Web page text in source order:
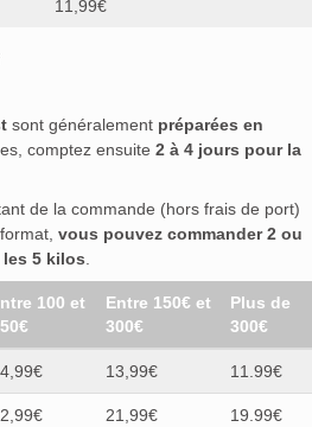
11,99€
sont généralement préparées en
comptez ensuite 2 à 4 jours pour la
de la commande (hors frais de port)
vous pouvez commander 2 ou
5 kilos.
100 et
Entre 150€ et
300€
Plus de
300€
13,99€ 11.99€
21,99€ 19.99€